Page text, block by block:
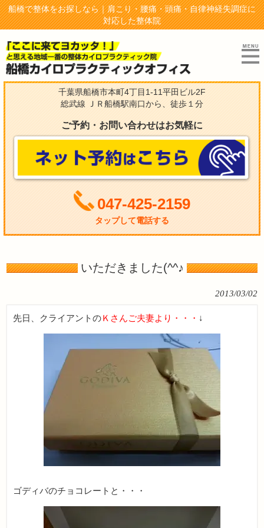
船橋で整体をお探しなら｜肩こり・腰痛・頭痛・自律神経失調症に
対応した整体院
千葉県船橋市本町4丁目1-11平田ビル2F
総武線 ＪＲ船橋駅南口から、徒歩１分
ご予約・お問い合わせはお気軽に
047-425-2159
タップして電話する
いただきました(^^♪
2013/03/02
先日、クライアントのＫさんご夫妻より・・・ ↓
ゴディバのチョコレートと・・・